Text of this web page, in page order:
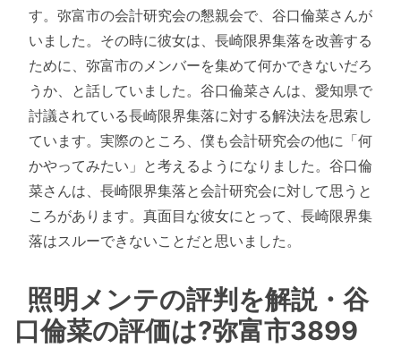
す。弥富市の会計研究会の懇親会で、谷口倫菜さんが
いました。その時に彼女は、長崎限界集落を改善する
ために、弥富市のメンバーを集めて何かできないだろ
うか、と話していました。谷口倫菜さんは、愛知県で
討議されている長崎限界集落に対する解決法を思索し
ています。実際のところ、僕も会計研究会の他に「何
かやってみたい」と考えるようになりました。谷口倫
菜さんは、長崎限界集落と会計研究会に対して思うと
ころがあります。真面目な彼女にとって、長崎限界集
落はスルーできないことだと思いました。
照明メンテの評判を解説・谷
口倫菜の評価は?弥富市3899